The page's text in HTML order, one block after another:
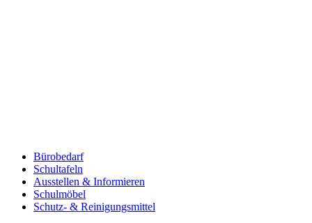
Bürobedarf
Schultafeln
Ausstellen & Informieren
Schulmöbel
Schutz- & Reinigungsmittel